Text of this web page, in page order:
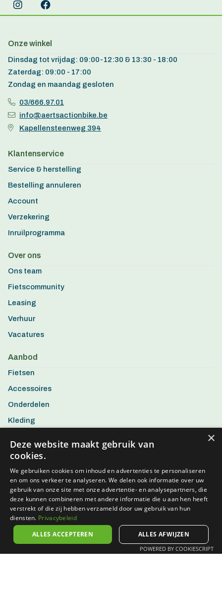
Onze winkel
Dinsdag tot vrijdag: 09:00-12:30 & 13:30 - 18:00
Zaterdag: 09:00 - 17:00
Zondag en maandag gesloten
03/666.97.01
info@aertsactionbike.be
Kapellensteenweg 394
Klantenservice
Service & herstelling
Bestelling annuleren
Account
Verzekering
Inruilprogramma
Over ons
Ons team
Fietscommunity
Leasing
Verhuur
Vacatures
Aanbod
Fietsen
Accessoires
Onderdelen
Kleding
×
Deze website maakt gebruik van
cookies.
We gebruiken cookies om inhoud en advertenties te personaliseren
en om ons verkeer te analyseren. We delen ook informatie over uw
gebruik van onze site met onze advertentie- en analysepartners, die
deze kunnen combineren met andere informatie die u aan hen heeft
verstrekt of die zij hebben verzameld door uw gebruik van hun
diensten. Privacybeleid
ALLES ACCEPTEREN
ALLES AFWIJZEN
POWERED BY COOKIESCRIPT